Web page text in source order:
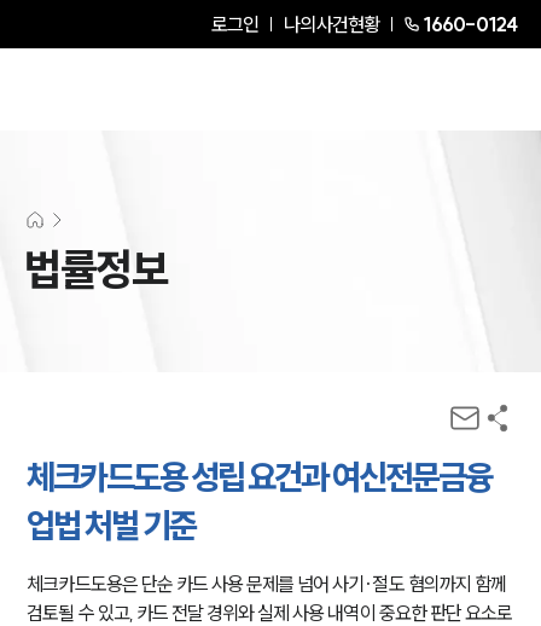
로그인 나의사건현황 1660-0124
법률정보
체크카드도용 성립 요건과 여신전문금융
업법 처벌 기준
체크카드도용은 단순 카드 사용 문제를 넘어 사기·절도 혐의까지 함께
검토될 수 있고, 카드 전달 경위와 실제 사용 내역이 중요한 판단 요소로